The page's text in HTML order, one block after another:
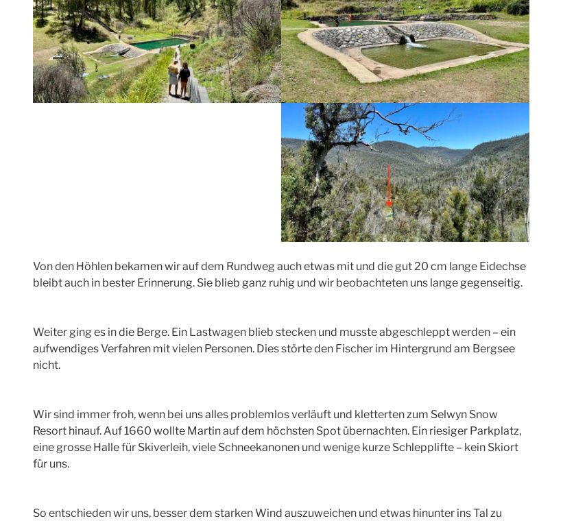
Von den Höhlen bekamen wir auf dem Rundweg auch etwas mit und die gut 20 cm lange Eidechse
bleibt auch in bester Erinnerung. Sie blieb ganz ruhig und wir beobachteten uns lange gegenseitig.
Weiter ging es in die Berge. Ein Lastwagen blieb stecken und musste abgeschleppt werden – ein
aufwendiges Verfahren mit vielen Personen. Dies störte den Fischer im Hintergrund am Bergsee
nicht.
Wir sind immer froh, wenn bei uns alles problemlos verläuft und kletterten zum Selwyn Snow
Resort hinauf. Auf 1660 wollte Martin auf dem höchsten Spot übernachten. Ein riesiger Parkplatz,
eine grosse Halle für Skiverleih, viele Schneekanonen und wenige kurze Schlepplifte – kein Skiort
für uns.
So entschieden wir uns, besser dem starken Wind auszuweichen und etwas hinunter ins Tal zu